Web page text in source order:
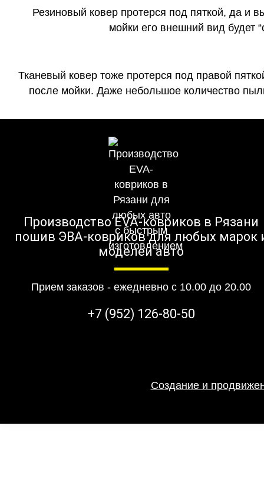
Резиновый ковер протерся под пяткой, да и
мойки его внешний вид будет
Тканевый ковер тоже протерся под правой
после мойки. Даже небольшое количество
Производство EVA-ковриков в Рязани
пошив ЭВА-ковриков для любых марок
моделей авто
Прием заказов - ежедневно с 10.00 до 20.00
+7 (952) 126-80-50
Создание и